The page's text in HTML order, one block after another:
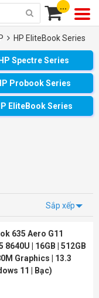
...
HP EliteBook Series
HP Spectre Series
Probook Series
EliteBook Series
Sắp xếp
635 Aero G11
8640U | 16GB | 512GB
Graphics | 13.3
11 | Bạc)